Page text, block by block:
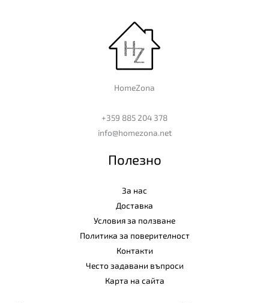
HomeZona
+359 885 204 378
info@homezona.net
Полезно
За нас
Доставка
Условия за ползване
Политика за поверителност
Контакти
Често задавани въпроси
Карта на сайта